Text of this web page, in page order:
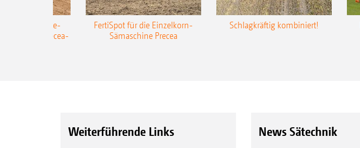
Anhänge-
Precea-
FertiSpot für die Einzelkorn-
Sämaschine Precea
Schlagkräftig kombiniert!
Weiterführende Links News Sätechnik